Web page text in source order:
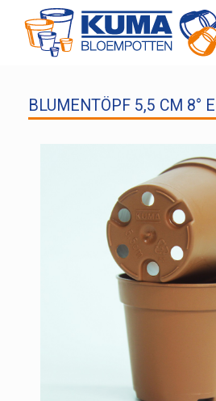
springen
BLUMENTÖPF 5,5 CM 8° E